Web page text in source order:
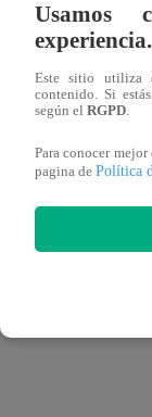
Vania Bludau
“Martes 12 de
pensarlo mil
video
que tipo de
Usamos
experiencia.
Este sitio utiliza
contenido. Si
según el RGPD.
Para conocer
pagina de Política